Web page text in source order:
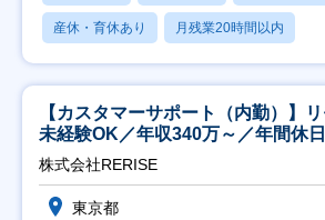
産休・育休あり 月残業20時間以内
【カスタマーサポート（内勤）】
未経験OK／年収340万～／年間休
株式会社RERISE
東京都